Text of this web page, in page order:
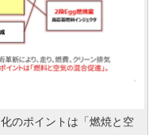
のポイントは「燃焼と空